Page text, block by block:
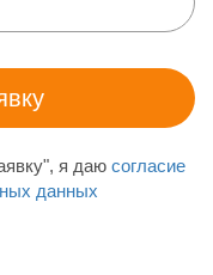
я даю согласие
данных